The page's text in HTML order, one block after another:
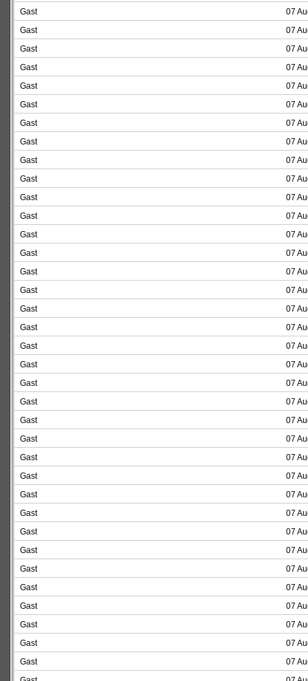
Gast
07
Gast
07
Gast
07
Gast
07
Gast
07
Gast
07
Gast
07
Gast
07
Gast
07
Gast
07
Gast
07
Gast
07
Gast
07
Gast
07
Gast
07
Gast
07
Gast
07
Gast
07
Gast
07
Gast
07
Gast
07
Gast
07
Gast
07
Gast
07
Gast
07
Gast
07
Gast
07
Gast
07
Gast
07
Gast
07
Gast
07
Gast
07
Gast
07
Gast
07
Gast
07
Gast
07